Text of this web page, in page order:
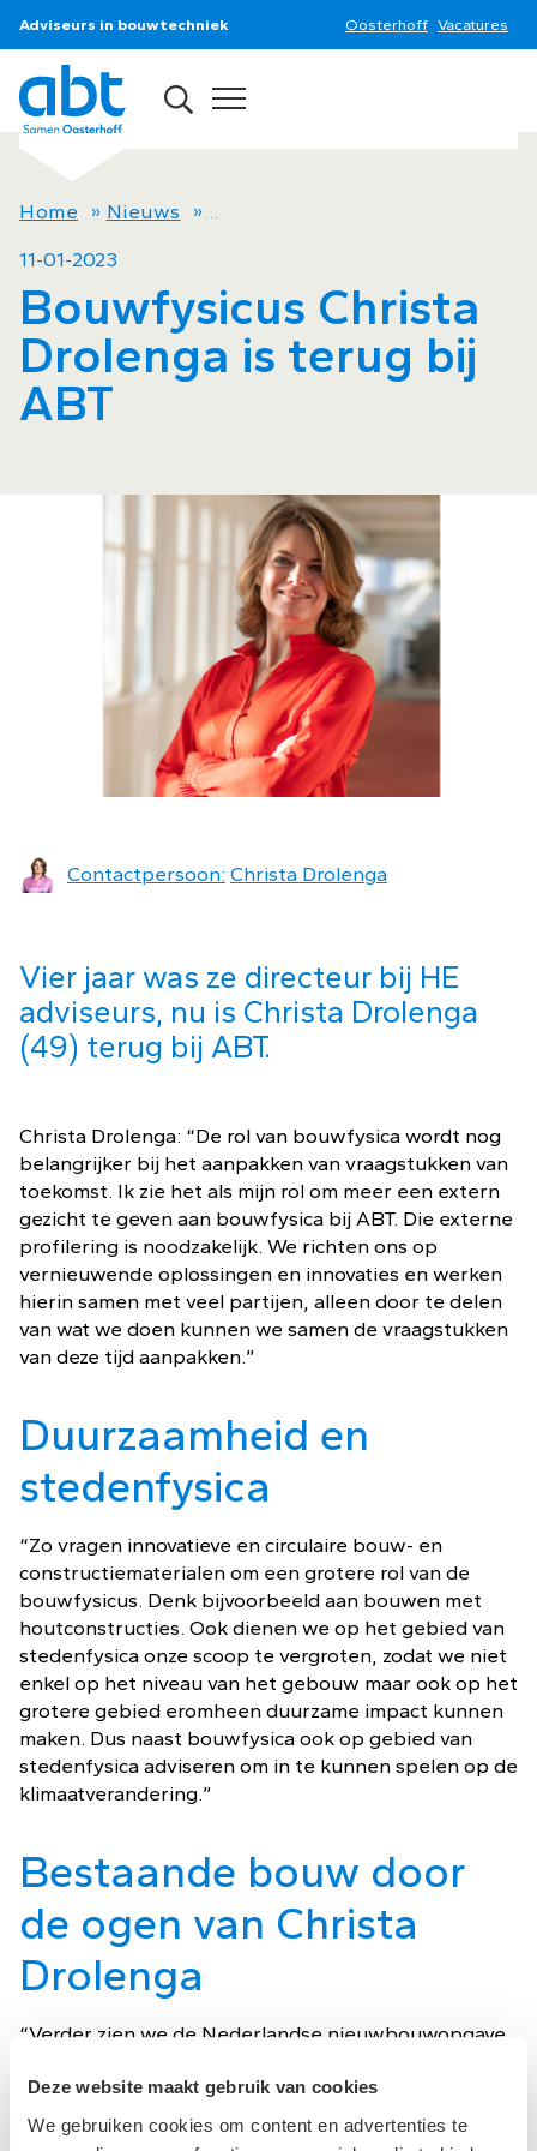
Deze website maakt gebruik van cookies
We gebruiken cookies om content en advertenties te
Adviseurs in bouwtechniek Oosterhoff Vacatures
Home » Nieuws » Bouwfysicus Christa Drolenga
11-01-2023
Bouwfysicus Christa
Drolenga is terug bij
ABT
Contactpersoon: Christa Drolenga
Vier jaar was ze directeur bij HE
adviseurs, nu is Christa Drolenga
(49) terug bij ABT.
Christa Drolenga: “De rol van bouwfysica wordt nog
belangrijker bij het aanpakken van vraagstukken van
toekomst. Ik zie het als mijn rol om meer een extern
gezicht te geven aan bouwfysica bij ABT. Die externe
profilering is noodzakelijk. We richten ons op
vernieuwende oplossingen en innovaties en werken
hierin samen met veel partijen, alleen door te delen
van wat we doen kunnen we samen de vraagstukken
van deze tijd aanpakken.”
Duurzaamheid en
stedenfysica
“Zo vragen innovatieve en circulaire bouw- en
constructiematerialen om een grotere rol van de
bouwfysicus. Denk bijvoorbeeld aan bouwen met
houtconstructies. Ook dienen we op het gebied van
stedenfysica onze scoop te vergroten, zodat we niet
enkel op het niveau van het gebouw maar ook op het
grotere gebied eromheen duurzame impact kunnen
maken. Dus naast bouwfysica ook op gebied van
stedenfysica adviseren om in te kunnen spelen op de
klimaatverandering.”
Bestaande bouw door
de ogen van Christa
Drolenga
“Verder zien we de Nederlandse nieuwbouwopgave
het opwaarderen en transformeren van de
bestaande gebouwvoorraad. De klimaatconcepten
en brandveiligheidsconcepten voor bestaande